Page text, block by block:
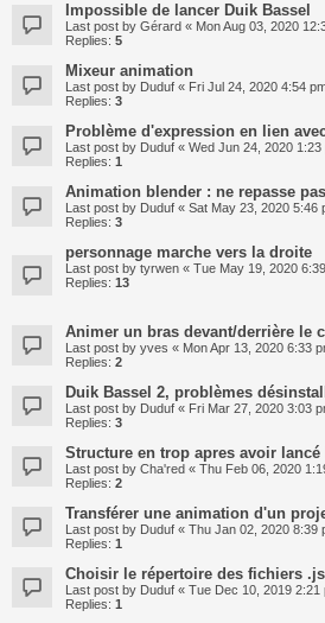
Impossible de lancer Duik Bassel
Last post by Gérard « Mon Aug 03, 2020
Replies: 5
Mixeur animation
Last post by Duduf « Fri Jul 24, 2020 4:54
Replies: 3
Problème d'expression en lien
Last post by Duduf « Wed Jun 24, 2020 1:23
Replies: 1
Animation blender : ne repasse
Last post by Duduf « Sat May 23, 2020 5:46
Replies: 3
personnage marche vers la droite
Last post by tyrwen « Tue May 19, 2020
Replies: 13
Animer un bras devant/derrière le
Last post by yves « Mon Apr 13, 2020 6:33
Replies: 2
Duik Bassel 2, problèmes
Last post by Duduf « Fri Mar 27, 2020 3:03
Replies: 3
Structure en trop apres avoir
Last post by Cha'red « Thu Feb 06, 2020
Replies: 2
Transférer une animation d'un
Last post by Duduf « Thu Jan 02, 2020 8:39
Replies: 1
Choisir le répertoire des fichiers
Last post by Duduf « Tue Dec 10, 2019 2:21
Replies: 1